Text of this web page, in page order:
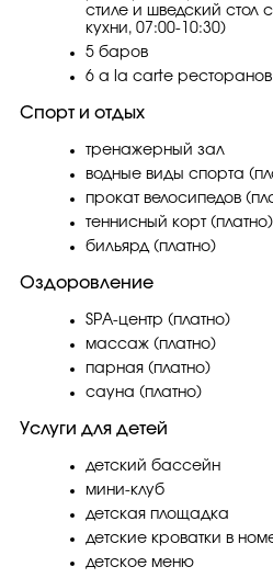
стиле и шведский стол
кухни, 07:00-10:30)
5 баров
6 a la carte ресторанов
Спорт и отдых
тренажерный зал
водные виды спорта
прокат велосипедов
теннисный корт (платно)
бильярд (платно)
Оздоровление
SPA-центр (платно)
массаж (платно)
парная (платно)
сауна (платно)
Услуги для детей
детский бассейн
мини-клуб
детская площадка
детские кроватки в
детское меню